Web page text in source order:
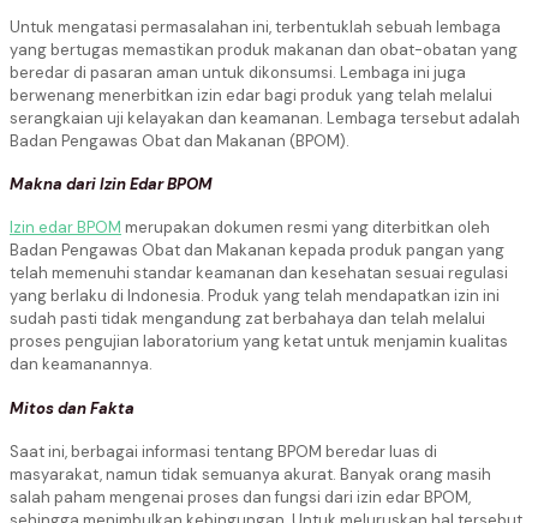
Untuk mengatasi permasalahan ini, terbentuklah sebuah lembaga
yang bertugas memastikan produk makanan dan obat-obatan yang
beredar di pasaran aman untuk dikonsumsi. Lembaga ini juga
berwenang menerbitkan izin edar bagi produk yang telah melalui
serangkaian uji kelayakan dan keamanan. Lembaga tersebut adalah
Badan Pengawas Obat dan Makanan (BPOM).
Makna dari Izin Edar BPOM
Izin edar BPOM merupakan dokumen resmi yang diterbitkan oleh
Badan Pengawas Obat dan Makanan kepada produk pangan yang
telah memenuhi standar keamanan dan kesehatan sesuai regulasi
yang berlaku di Indonesia. Produk yang telah mendapatkan izin ini
sudah pasti tidak mengandung zat berbahaya dan telah melalui
proses pengujian laboratorium yang ketat untuk menjamin kualitas
dan keamanannya.
Mitos dan Fakta
Saat ini, berbagai informasi tentang BPOM beredar luas di
masyarakat, namun tidak semuanya akurat. Banyak orang masih
salah paham mengenai proses dan fungsi dari izin edar BPOM,